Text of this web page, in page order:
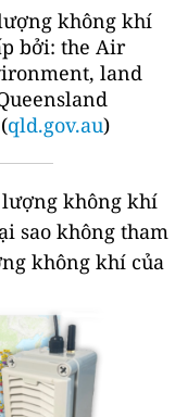
không khí
bởi: the Air
land
qld.gov.au)
không khí
sao không tham
không khí của